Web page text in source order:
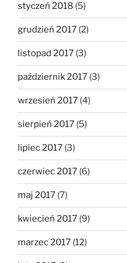
styczeń 2018 (5)
grudzień 2017 (2)
listopad 2017 (3)
październik 2017 (3)
wrzesień 2017 (4)
sierpień 2017 (5)
lipiec 2017 (3)
czerwiec 2017 (6)
maj 2017 (7)
kwiecień 2017 (9)
marzec 2017 (12)